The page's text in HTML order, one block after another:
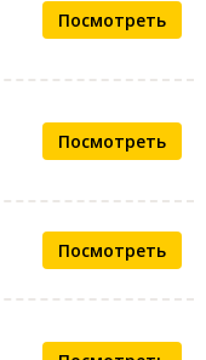
Посмотреть
Посмотреть
Посмотреть